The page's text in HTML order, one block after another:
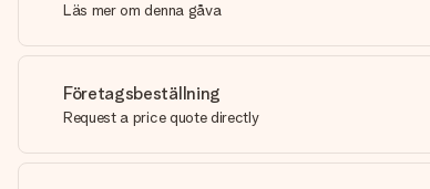
Läs mer om denna gåva
Företagsbeställning
Request a price quote directly